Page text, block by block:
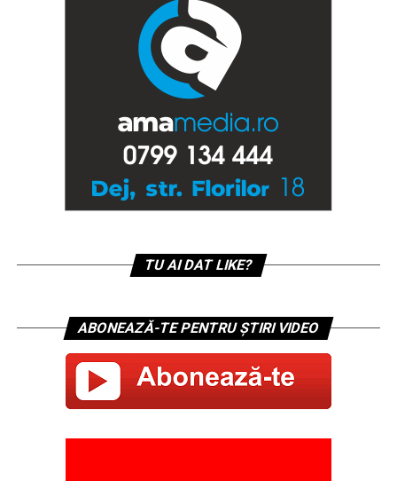
TU AI DAT LIKE?
ABONEAZĂ-TE PENTRU ȘTIRI VIDEO